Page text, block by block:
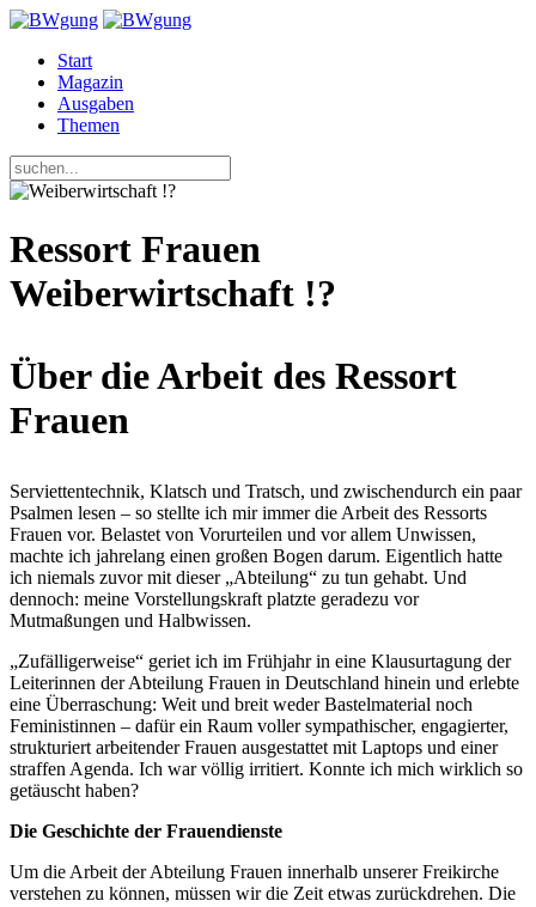
Start
Magazin
Ausgaben
Themen
Ressort Frauen
Weiberwirtschaft !?
Über die Arbeit des Ressort
Frauen
Serviettentechnik, Klatsch und Tratsch, und zwischendurch ein paar
Psalmen lesen – so stellte ich mir immer die Arbeit des Ressorts
Frauen vor. Belastet von Vorurteilen und vor allem Unwissen,
machte ich jahrelang einen großen Bogen darum. Eigentlich hatte
ich niemals zuvor mit dieser „Abteilung“ zu tun gehabt. Und
dennoch: meine Vorstellungskraft platzte geradezu vor
Mutmaßungen und Halbwissen.
„Zufälligerweise“ geriet ich im Frühjahr in eine Klausurtagung der
Leiterinnen der Abteilung Frauen in Deutschland hinein und erlebte
eine Überraschung: Weit und breit weder Bastelmaterial noch
Feministinnen – dafür ein Raum voller sympathischer, engagierter,
strukturiert arbeitender Frauen ausgestattet mit Laptops und einer
straffen Agenda. Ich war völlig irritiert. Konnte ich mich wirklich so
getäuscht haben?
Die Geschichte der Frauendienste
Um die Arbeit der Abteilung Frauen innerhalb unserer Freikirche
verstehen zu können, müssen wir die Zeit etwas zurückdrehen. Die